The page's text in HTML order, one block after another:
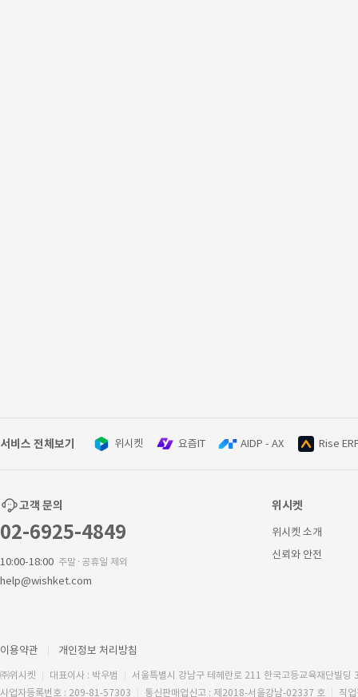
서비스 전체보기 위시켓 요즘IT AIDP - AX Rise
고객 문의
02-6925-4849
10:00-18:00 주말·공휴일 제외
help@wishket.com
위시켓
위시켓 소개
신뢰와 안전
이용약관 개인정보 처리방침
㈜위시켓 대표이사 : 박우범
서울특별시 강남구 테헤란로 211 한국고등교육재단빌딩
사업자등록번호 : 209-81-57303
통신판매업신고 : 제2018-서울강남-02337 호 직